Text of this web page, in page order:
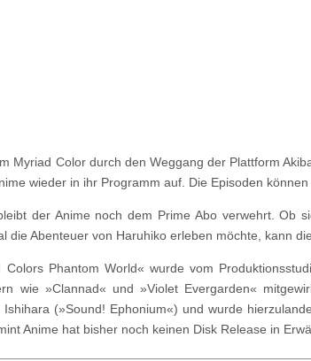
Myriad Color durch den Weggang der Plattform
wieder in ihr Programm auf. Die Episoden
der Anime noch dem Prime Abo verwehrt. Ob
die Abenteuer von Haruhiko erleben möchte, kann
Colors Phantom World« wurde vom
wie »Clannad« und »Violet Evergarden«
Ishihara (»Sound! Ephonium«) und wurde
Anime hat bisher noch keinen Disk Release in